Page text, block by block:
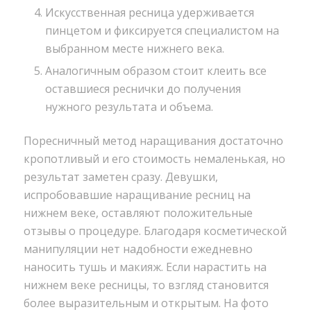
Искусственная ресница удерживается
пинцетом и фиксируется специалистом на
выбранном месте нижнего века.
Аналогичным образом стоит клеить все
оставшиеся реснички до получения
нужного результата и объема.
Поресничный метод наращивания достаточно
кропотливый и его стоимость немаленькая, но
результат заметен сразу. Девушки,
испробовавшие наращивание ресниц на
нижнем веке, оставляют положительные
отзывы о процедуре. Благодаря косметической
манипуляции нет надобности ежедневно
наносить тушь и макияж. Если нарастить на
нижнем веке ресницы, то взгляд становится
более выразительным и открытым. На фото